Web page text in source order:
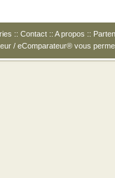
:: Contact :: A propos ::
/ eComparateur® vous